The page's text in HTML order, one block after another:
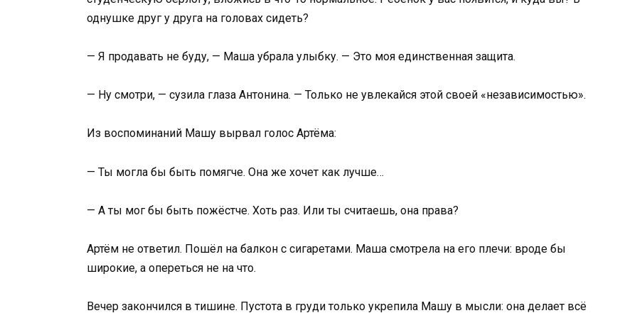
однушке друг у друга на головах сидеть?
— Я продавать не буду, — Маша убрала улыбку. — Это моя единственная защита.
— Ну смотри, — сузила глаза Антонина. — Только не увлекайся этой своей «независимостью».
Из воспоминаний Машу вырвал голос Артёма:
— Ты могла бы быть помягче. Она же хочет как лучше…
— А ты мог бы быть пожёстче. Хоть раз. Или ты считаешь, она права?
Артём не ответил. Пошёл на балкон с сигаретами. Маша смотрела на его плечи: вроде бы
широкие, а опереться не на что.
Вечер закончился в тишине. Пустота в груди только укрепила Машу в мысли: она делает всё